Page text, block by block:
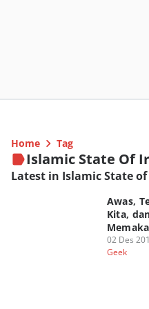
Home Tag
Islamic State Of
Latest in Islamic State
Awas,
Kita,
02 Des
Geek